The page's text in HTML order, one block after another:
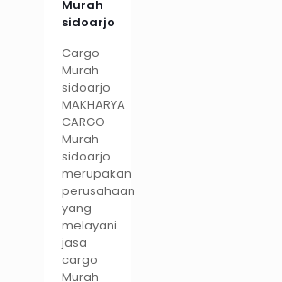
Murah
sidoarjo
Cargo
Murah
sidoarjo
MAKHARYA
CARGO
Murah
sidoarjo
merupakan
perusahaan
yang
melayani
jasa
cargo
Murah